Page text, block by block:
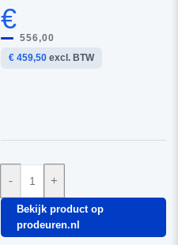
€
556,00
€ 459,50excl. BTW
- +
Bekijk product op
prodeuren.nl